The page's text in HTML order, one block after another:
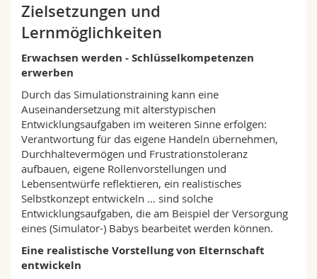
Zielsetzungen und
Lernmöglichkeiten
Erwachsen werden - Schlüsselkompetenzen
erwerben
Durch das Simulationstraining kann eine
Auseinandersetzung mit alterstypischen
Entwicklungsaufgaben im weiteren Sinne erfolgen:
Verantwortung für das eigene Handeln übernehmen,
Durchhaltevermögen und Frustrationstoleranz
aufbauen, eigene Rollenvorstellungen und
Lebensentwürfe reflektieren, ein realistisches
Selbstkonzept entwickeln … sind solche
Entwicklungsaufgaben, die am Beispiel der Versorgung
eines (Simulator-) Babys bearbeitet werden können.
Eine realistische Vorstellung von Elternschaft
entwickeln